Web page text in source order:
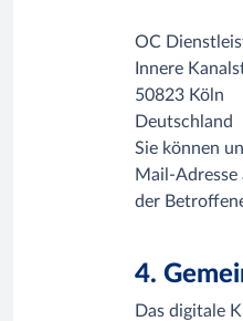
OC
Innere
50823 Köln
Deutschland
Sie können
Mail-Adresse
der
4.
Das digitale